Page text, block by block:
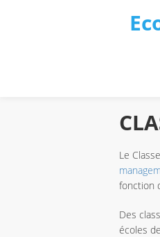
Le
fonction
Des
écoles